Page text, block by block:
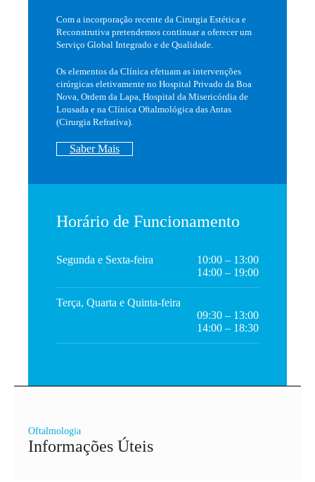
Com a incorporação recente da Cirurgia Estética e
Reconstrutiva pretendemos continuar a oferecer um
Serviço Global Integrado e de Qualidade.
Os elementos da Clínica efetuam as intervenções
cirúrgicas eletivamente no Hospital Privado da Boa
Nova, Ordem da Lapa, Hospital da Misericórdia de
Lousada e na Clínica Oftalmológica das Antas
(Cirurgia Refrativa).
Saber Mais
Horário de Funcionamento
Segunda e Sexta-feira
10:00 – 13:00
14:00 – 19:00
Terça, Quarta e Quinta-feira
09:30 – 13:00
14:00 – 18:30
Oftalmologia
Informações Úteis